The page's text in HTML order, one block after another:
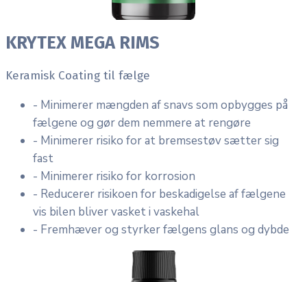
KRYTEX MEGA RIMS
Keramisk Coating til fælge
- Minimerer mængden af snavs som opbygges på
fælgene og gør dem nemmere at rengøre
- Minimerer risiko for at bremsestøv sætter sig
fast
- Minimerer risiko for korrosion
- Reducerer risikoen for beskadigelse af fælgene
vis bilen bliver vasket i vaskehal
- Fremhæver og styrker fælgens glans og dybde